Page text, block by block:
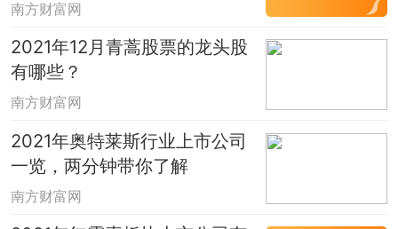
南方财富网
2021年12月青蒿股票的龙头股
有哪些？
南方财富网
2021年奥特莱斯行业上市公司
一览，两分钟带你了解
南方财富网